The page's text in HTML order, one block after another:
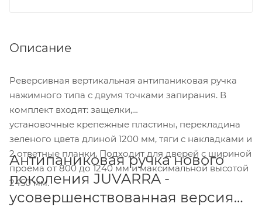
Описание
Реверсивная вертикальная антипаниковая ручка
нажимного типа с двумя точками запирания. В
комплект входят: защелки,
установочные крепежные пластины, перекладина
зеленого цвета длиной 1200 мм, тяги с накладками и
2 ответные планки. Подходит для дверей с шириной
проема от 800 до 1240 мм и максимальной высотой
2450 мм.
Антипаниковая ручка нового
поколения JUVARRA -
усовершенствованная версия